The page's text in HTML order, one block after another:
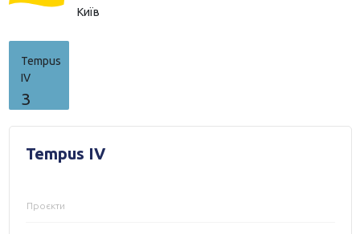
Київ
Tempus
IV
3
Tempus IV
Проєкти